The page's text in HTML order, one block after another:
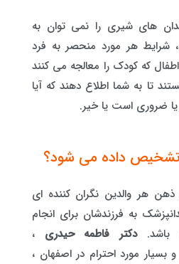
های شیری را نمی توان به
شرایط هر مورد منحصر به فرد
که کودک را معالجه می کنند
تا به شما اطلاع دهند که آیا
یا ضروری است یا خیر.
تشخیص داده می شود؟
هر والدین نگران کننده ای
به فرزندشان برای انجام
باشد.دکتر فاطمه حیدری ،
بسیار مورد احترام در اصفهان ،